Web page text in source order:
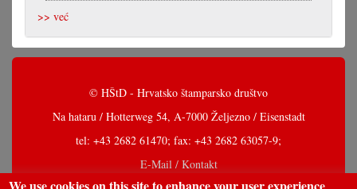
>> već
© HŠtD - Hrvatsko štamparsko društvo
Na hataru / Hotterweg 54, A-7000 Željezno / Eisenstadt
tel: +43 2682 61470; fax: +43 2682 63057-9;
E-Mail / Kontakt